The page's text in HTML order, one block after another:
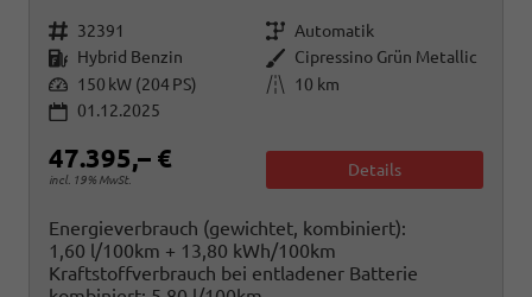
Fahrzeugnr. 32391 Getriebe Automatik
Kraftstoff Hybrid Benzin Außenfarbe Cipressino Grün Metallic
Leistung 150 kW (204 PS) Kilometerstand
10 km
01.12.2025
47.395,– €
incl. 19% MwSt.
Details
Energieverbrauch (gewichtet, kombiniert):
1,60 l/100km + 13,80 kWh/100km
Kraftstoffverbrauch bei entladener Batterie